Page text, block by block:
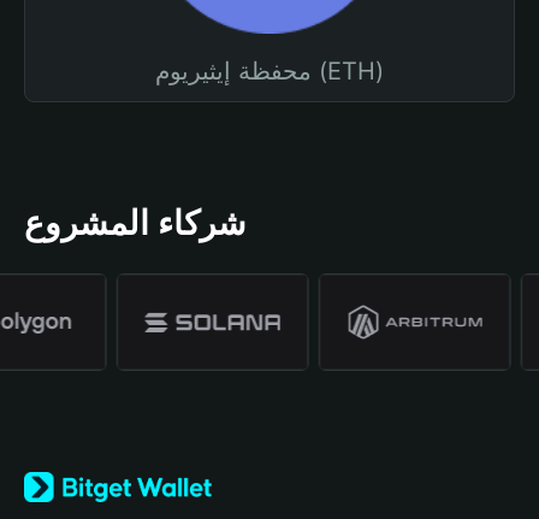
محفظة إيثيريوم (ETH)
شركاء المشروع